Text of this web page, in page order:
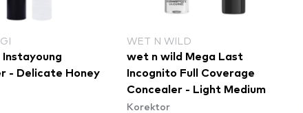
Instayoung
- Delicate Honey
WET N WILD
wet n wild Mega Last
Incognito Full Coverage
Concealer - Light Medium
Korektor